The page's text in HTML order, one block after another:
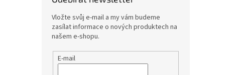
Vložte svůj e-mail a my vám budeme
zasílat informace o nových produktech na
našem e-shopu.
E-mail